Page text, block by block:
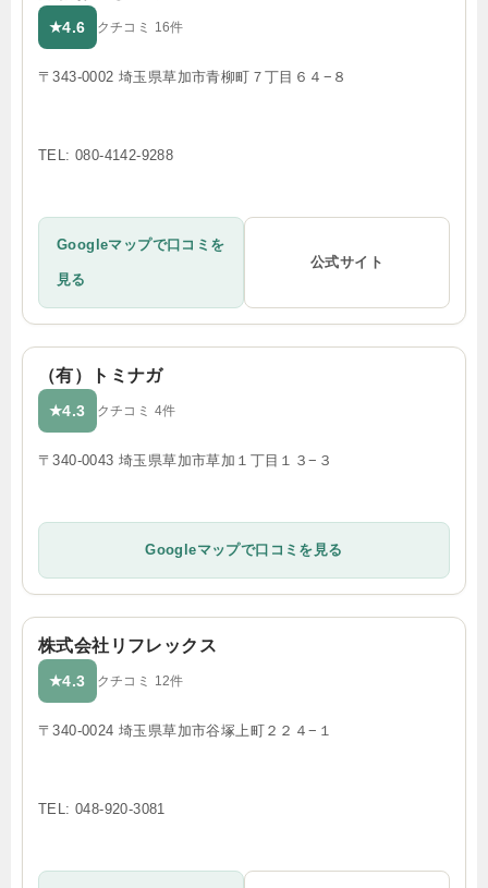
★4.6 クチコミ 16件
〒343-0002 埼玉県草加市青柳町７丁目６４−８
TEL: 080-4142-9288
Googleマップで口コミを
見る
公式サイト
（有）トミナガ
★4.3 クチコミ 4件
〒340-0043 埼玉県草加市草加１丁目１３−３
Googleマップで口コミを見る
株式会社リフレックス
★4.3 クチコミ 12件
〒340-0024 埼玉県草加市谷塚上町２２４−１
TEL: 048-920-3081